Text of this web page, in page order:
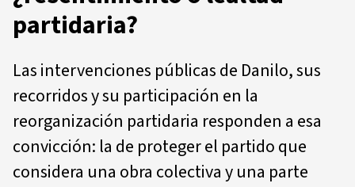
partidaria?
Las intervenciones públicas de Danilo, sus
recorridos y su participación en la
reorganización partidaria responden a esa
convicción: la de proteger el partido que
considera una obra colectiva y una parte